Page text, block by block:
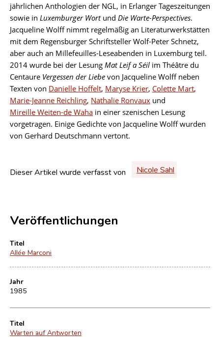
jährlichen Anthologien der NGL, in Erlanger Tageszeitungen
sowie in Luxemburger Wortund Die Warte-Perspectives.
Jacqueline Wolff nimmt regelmäßig an Literaturwerkstätten
mit dem Regensburger Schriftsteller Wolf-Peter Schnetz,
aber auch an Millefeuilles-Leseabenden in Luxemburg teil.
2014 wurde bei der Lesung Mat Leif a Séil im Théâtre du
Centaure Vergessen der Liebe von Jacqueline Wolff neben
Texten von Danielle Hoffelt, Maryse Krier, Colette Mart,
Marie-Jeanne Reichling, Nathalie Ronvaux und
Mireille Weiten-de Waha in einer szenischen Lesung
vorgetragen. Einige Gedichte von Jacqueline Wolff wurden
von Gerhard Deutschmann vertont.
Dieser Artikel wurde verfasst von Nicole Sahl
Veröffentlichungen
Titel
Allée Marconi
Jahr
1985
Titel
Warten auf Antworten